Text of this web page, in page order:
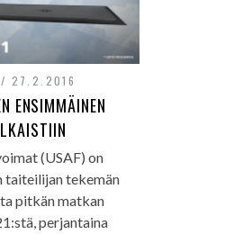
27.2.2016
ENSIMMÄINEN
(USAF) on
taiteilijan tekemän
pitkän matkan
perjantaina